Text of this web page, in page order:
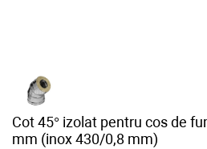
Cot 45° izolat pentru cos de
mm (inox 430/0,8 mm)